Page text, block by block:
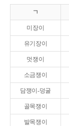
ㄱ
미장이
유기장이
멋쟁이
소금쟁이
담쟁이-덩굴
골목쟁이
발목쟁이